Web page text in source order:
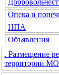
Опека и
НПА
Объявления
. Размещение
территории